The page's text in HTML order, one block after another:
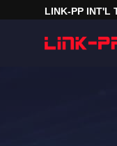
LINK-PP INT'L